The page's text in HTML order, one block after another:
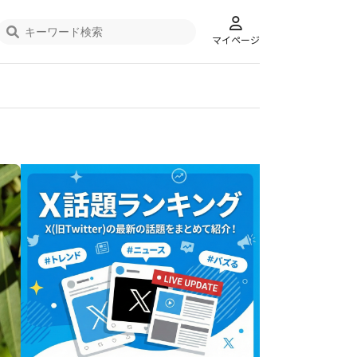
マイページ